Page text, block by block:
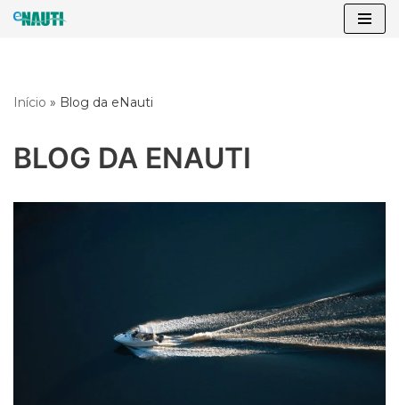
o
Início » Blog da eNauti
BLOG DA ENAUTI